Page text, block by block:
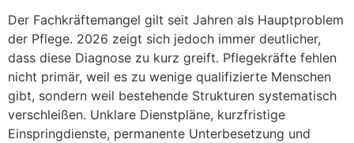
Der Fachkräftemangel gilt seit Jahren als Hauptproblem
der Pflege. 2026 zeigt sich jedoch immer deutlicher,
dass diese Diagnose zu kurz greift. Pflegekräfte fehlen
nicht primär, weil es zu wenige qualifizierte Menschen
gibt, sondern weil bestehende Strukturen systematisch
verschleißen. Unklare Dienstpläne, kurzfristige
Einspringdienste, permanente Unterbesetzung und